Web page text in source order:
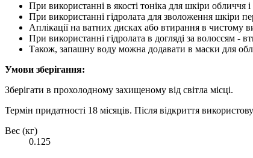
При використанні в якості тоніка для шкіри
При використанні гідролата для зволоження шкіри
Аплікації на ватних дисках або втирання в чистому
При використанні гідролата в догляді за волоссям
Також, запашну воду можна додавати в маски для
Умови зберігання:
Зберігати в прохолодному захищеному від світла місці.
Термін придатності 18 місяців. Після відкриття
Вес (кг)
0.125